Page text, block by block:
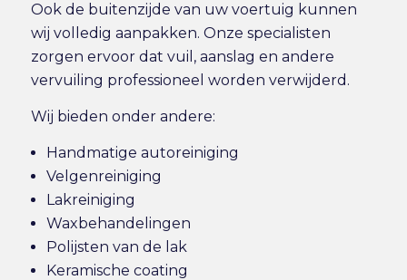
Ook de buitenzijde van uw voertuig kunnen
wij volledig aanpakken. Onze specialisten
zorgen ervoor dat vuil, aanslag en andere
vervuiling professioneel worden verwijderd.
Wij bieden onder andere:
Handmatige autoreiniging
Velgenreiniging
Lakreiniging
Waxbehandelingen
Polijsten van de lak
Keramische coating